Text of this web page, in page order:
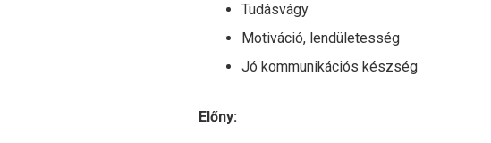
Tudásvágy
Motiváció, lendületesség
Jó kommunikációs készség
Előny: